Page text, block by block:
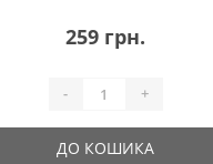
259 грн.
- +
ДО КОШИКА